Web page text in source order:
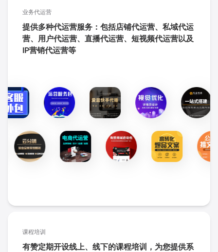
业务代运营
提供多种代运营服务：包括店铺代运营、私域代运
营、用户代运营、直播代运营、短视频代运营以及
IP营销代运营等
课程培训
有赞定期开设线上、线下的课程培训，为您提供系